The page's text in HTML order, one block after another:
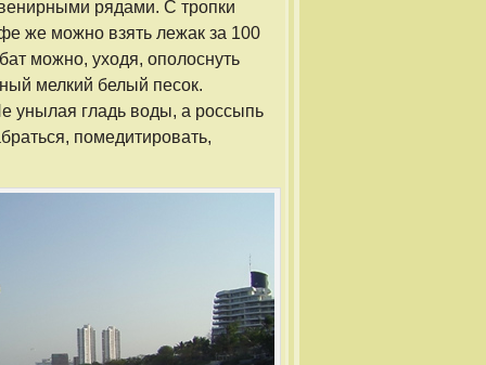
рядами. С тропки
же можно взять лежак за 100
можно, уходя, ополоснуть
мелкий белый песок.
унылая гладь воды, а россыпь
помедитировать,